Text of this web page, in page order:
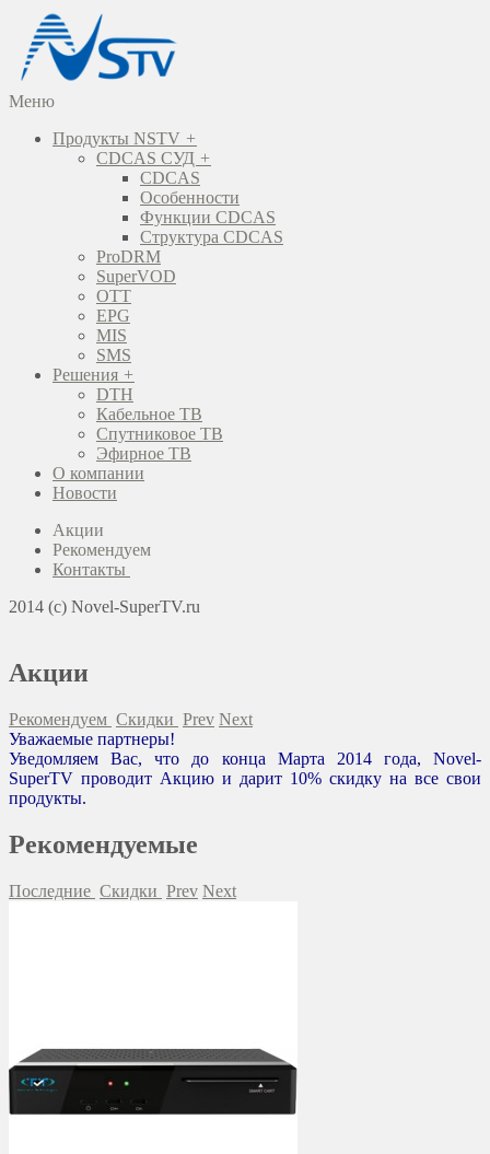
Меню
Продукты NSTV +
CDCAS СУД +
CDCAS
Особенности
Функции CDCAS
Структура CDCAS
ProDRM
SuperVOD
OTT
EPG
MIS
SMS
Решения +
DTH
Кабельное ТВ
Спутниковое ТВ
Эфирное ТВ
О компании
Новости
Акции
Рекомендуем
Контакты
2014 (c) Novel-SuperTV.ru
Акции
Рекомендуем Скидки Prev Next
Уважаемые партнеры!
Уведомляем Вас, что до конца Марта 2014 года, Novel-
SuperTV проводит Акцию и дарит 10% скидку на все свои
продукты.
Рекомендуемые
Последние Скидки Prev Next